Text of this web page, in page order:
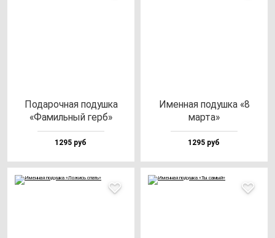
Пода­роч­ная по­душ­ка
«Фамиль­ный герб»
1295 руб
Имен­ная по­душ­ка «8
мар­та»
1295 руб